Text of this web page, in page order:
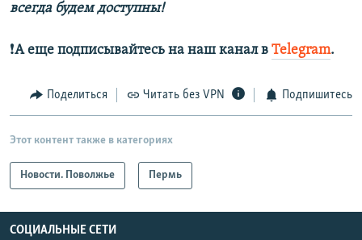
всегда будем доступны!
❗️А еще подписывайтесь на наш канал в Telegram.
Поделиться Читать без VPN Подпишитесь
Этот контент также в категориях
Новости. Поволжье Пермь
СОЦИАЛЬНЫЕ СЕТИ